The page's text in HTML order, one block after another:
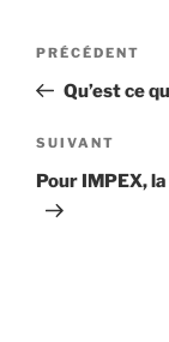
Navigation
l’article
Article
précédent
PRÉCÉDENT
Qu’est ce
Article
suivant
SUIVANT
Pour IMPEX,